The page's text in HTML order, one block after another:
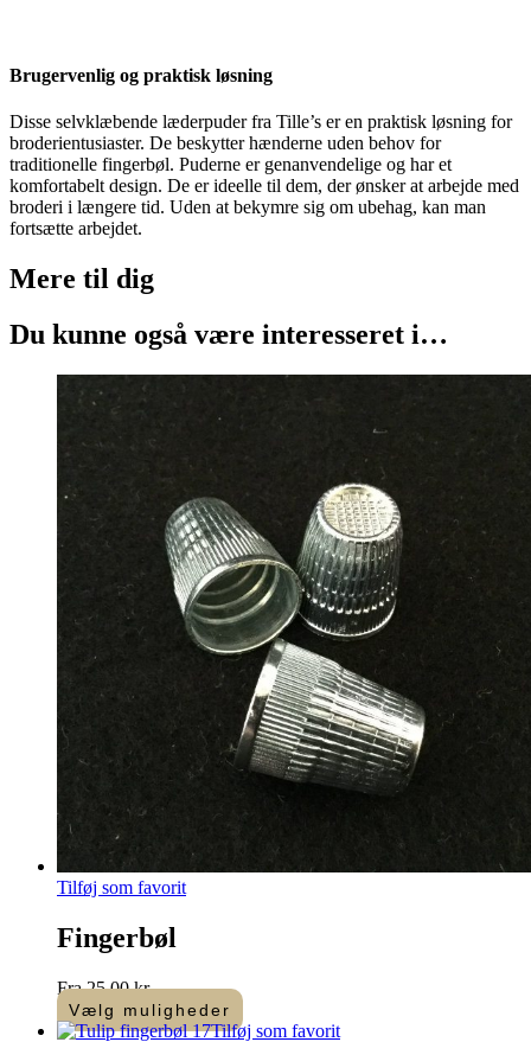
Brugervenlig og praktisk løsning
Disse selvklæbende læderpuder fra Tille’s er en praktisk løsning for
broderientusiaster. De beskytter hænderne uden behov for
traditionelle fingerbøl. Puderne er genanvendelige og har et
komfortabelt design. De er ideelle til dem, der ønsker at arbejde med
broderi i længere tid. Uden at bekymre sig om ubehag, kan man
fortsætte arbejdet.
Mere til dig
Du kunne også være interesseret i…
Tilføj som favorit
Fingerbøl
Fra25,00kr.
Vælg muligheder
Dette
Tilføj som favorit